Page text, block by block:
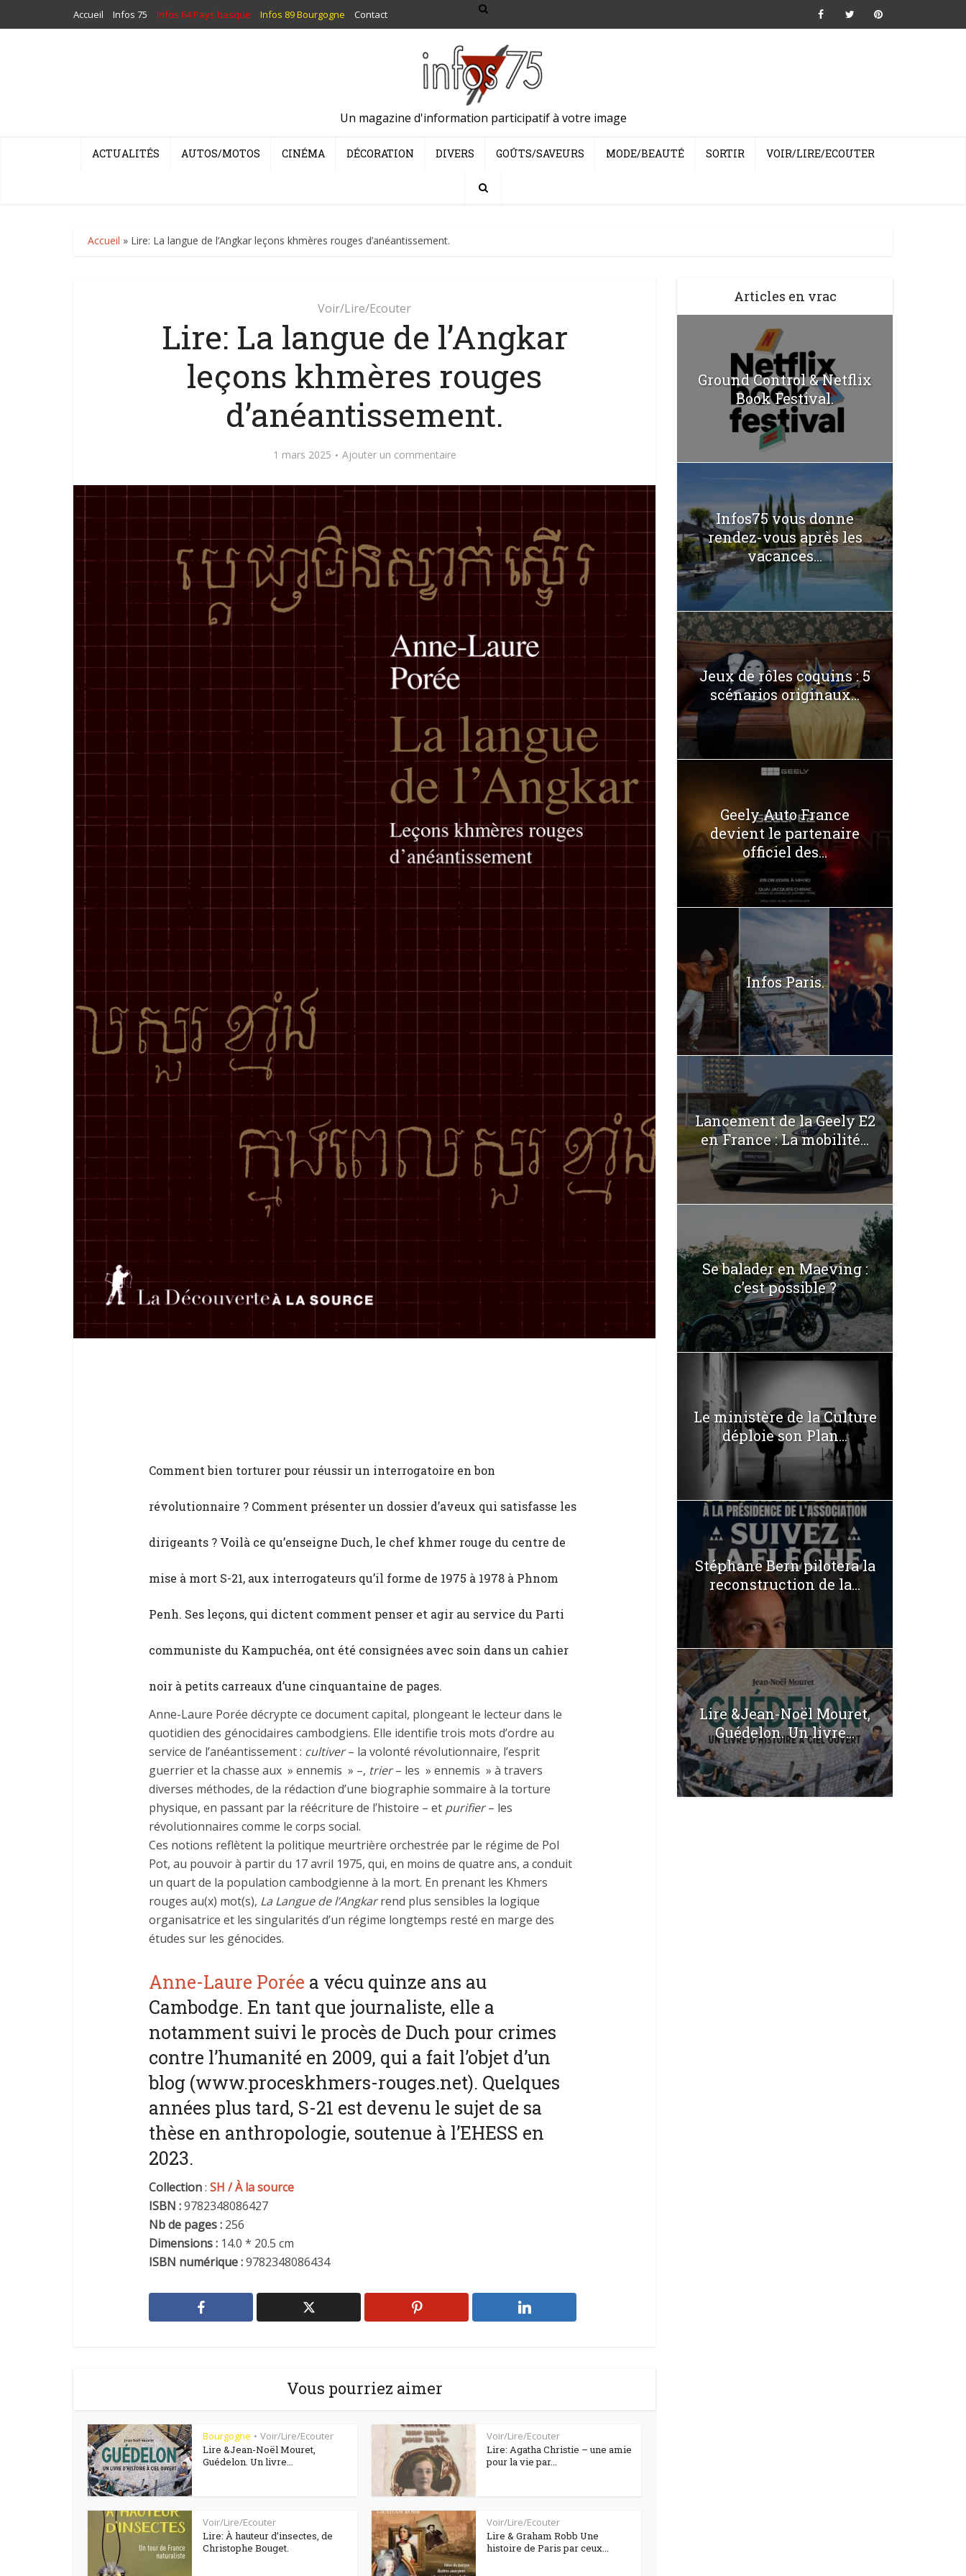
Accueil Infos 75 Infos 64 Pays basque Infos 89 Bourgogne Contact
Un magazine d'information participatif à votre image
ACTUALITÉS AUTOS/MOTOS CINÉMA DÉCORATION DIVERS GOÛTS/SAVEURS MODE/BEAUTÉ SORTIR VOIR/LIRE/ECOUTER
Accueil » Lire: La langue de l’Angkar leçons khmères rouges d’anéantissement.
Voir/Lire/Ecouter
Lire: La langue de l’Angkar
leçons khmères rouges
d’anéantissement.
1 mars 2025 Ajouter un commentaire
Comment bien torturer pour réussir un interrogatoire en bon
révolutionnaire ? Comment présenter un dossier d’aveux qui satisfasse les
dirigeants ? Voilà ce qu’enseigne Duch, le chef khmer rouge du centre de
mise à mort S-21, aux interrogateurs qu’il forme de 1975 à 1978 à Phnom
Penh. Ses leçons, qui dictent comment penser et agir au service du Parti
communiste du Kampuchéa, ont été consignées avec soin dans un cahier
noir à petits carreaux d’une cinquantaine de pages.
Anne-Laure Porée décrypte ce document capital, plongeant le lecteur dans le
quotidien des génocidaires cambodgiens. Elle identifie trois mots d’ordre au
service de l’anéantissement : cultiver– la volonté révolutionnaire, l’esprit
guerrier et la chasse aux » ennemis » –, trier– les » ennemis » à travers
diverses méthodes, de la rédaction d’une biographie sommaire à la torture
physique, en passant par la réécriture de l’histoire – et purifier– les
révolutionnaires comme le corps social.
Ces notions reflètent la politique meurtrière orchestrée par le régime de Pol
Pot, au pouvoir à partir du 17 avril 1975, qui, en moins de quatre ans, a conduit
un quart de la population cambodgienne à la mort. En prenant les Khmers
rouges au(x) mot(s), La Langue de l’Angkarrend plus sensibles la logique
organisatrice et les singularités d’un régime longtemps resté en marge des
études sur les génocides.
Anne-Laure Porée a vécu quinze ans au
Cambodge. En tant que journaliste, elle a
notamment suivi le procès de Duch pour crimes
contre l’humanité en 2009, qui a fait l’objet d’un
blog (www.proceskhmers-rouges.net). Quelques
années plus tard, S-21 est devenu le sujet de sa
thèse en anthropologie, soutenue à l’EHESS en
2023.
Collection: SH / À la source
ISBN :9782348086427
Nb de pages : 256
Dimensions : 14.0 * 20.5 cm
ISBN numérique :9782348086434
Vous pourriez aimer
Bourgogne • Voir/Lire/Ecouter
Lire &Jean-Noël Mouret,
Guédelon. Un livre...
Voir/Lire/Ecouter
Lire: Agatha Christie – une amie
pour la vie par...
Voir/Lire/Ecouter
Lire: À hauteur d’insectes, de
Christophe Bouget.
Voir/Lire/Ecouter
Lire & Graham Robb Une
histoire de Paris par ceux...
Articles en vrac
Ground Control & Netflix
Book Festival.
Infos75 vous donne
rendez-vous après les
vacances...
Jeux de rôles coquins : 5
scénarios originaux...
Geely Auto France
devient le partenaire
officiel des...
Infos Paris.
Lancement de la Geely E2
en France : La mobilité...
Se balader en Maeving :
c’est possible ?
Le ministère de la Culture
déploie son Plan...
Stéphane Bern pilotera la
reconstruction de la...
Lire &Jean-Noël Mouret,
Guédelon. Un livre...